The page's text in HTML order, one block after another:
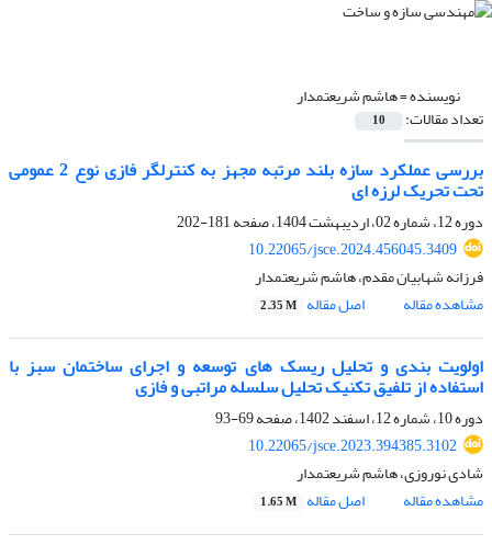
نویسنده =هاشم شریعتمدار
تعداد مقالات: 10
بررسی عملکرد سازه بلند مرتبه مجهز به کنترلگر فازی نوع 2 عمومی
تحت تحریک لرزه ای
دوره 12، شماره 02، اردیبهشت 1404، صفحه
181-202
10.22065/jsce.2024.456045.3409
فرزانه شهابیان مقدم، هاشم شریعتمدار
مشاهده مقاله
اصل مقاله 2.35 M
اولویت بندی و تحلیل ریسک های توسعه و اجرای ساختمان سبز با
استفاده از تلفیق تکنیک تحلیل سلسله مراتبی و فازی
دوره 10، شماره 12، اسفند 1402، صفحه
69-93
10.22065/jsce.2023.394385.3102
شادی نوروزی، هاشم شریعتمدار
مشاهده مقاله
اصل مقاله 1.65 M